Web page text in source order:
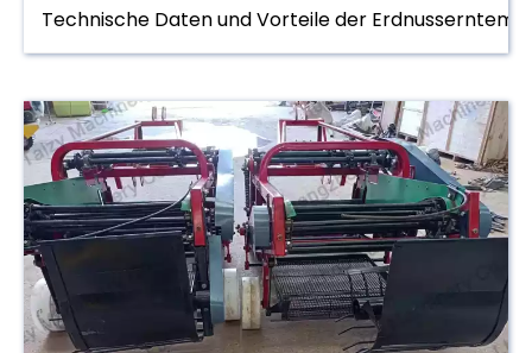
Technische Daten und Vorteile der